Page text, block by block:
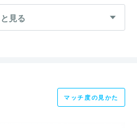
外に販売網を展開しており、
体製造装置」「産業用ロボッ
、英単語の頭文字を取って下記
見る
マッチ度の見かた